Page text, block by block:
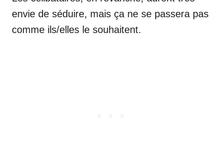
envie de séduire, mais ça ne se passera pas
comme ils/elles le souhaitent.